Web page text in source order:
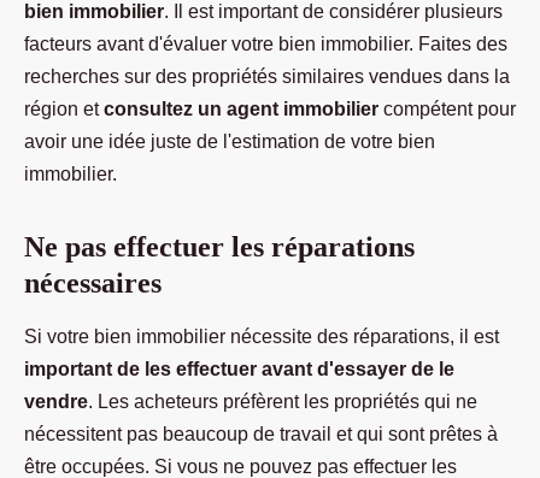
bien immobilier. Il est important de considérer plusieurs
facteurs avant d'évaluer votre bien immobilier. Faites des
recherches sur des propriétés similaires vendues dans la
région etconsultez un agent immobilier compétent pour
avoir une idée juste de l'estimation de votre bien
immobilier.
Ne pas effectuer les réparations
nécessaires
Si votre bien immobilier nécessite des réparations, il est
important de les effectuer avant d'essayer de le
vendre. Les acheteurs préfèrent les propriétés qui ne
nécessitent pas beaucoup de travail et qui sont prêtes à
être occupées. Si vous ne pouvez pas effectuer les